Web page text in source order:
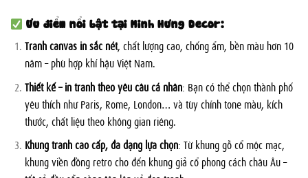
Ưu điểm nổi bật tại Minh Hưng Decor:
Tranh canvas in sắc nét, chất lượng cao, chống ẩm, bền màu hơn 10
năm – phù hợp khí hậu Việt Nam.
Thiết kế – in tranh theo yêu cầu cá nhân: Bạn có thể chọn thành phố
yêu thích như Paris, Rome, London… và tùy chỉnh tone màu, kích
thước, chất liệu theo không gian riêng.
Khung tranh cao cấp, đa dạng lựa chọn: Từ khung gỗ cổ mộc mạc,
khung viền đồng retro cho đến khung giả cổ phong cách châu Âu –